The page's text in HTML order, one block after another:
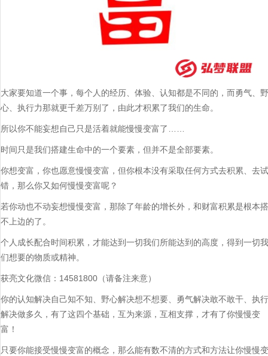
大家要知道一个事，每个人的经历、体验、认知都是不同的，而勇气、野
心、执行力那就更千差万别了，由此才积累了我们的生命。
所以你不能妄想自己只是活着就能慢慢变富了……
时间只是我们搭建生命中的一个要素，但并不是全部要素。
你想变富，你也愿意慢慢变富，但你根本没有采取任何方式去积累、去试
错，那么你又如何慢慢变富呢？
若你动也不动妄想慢慢变富，那除了年龄的增长外，和财富积累是根本搭
不上边的了。
个人成长配合时间积累，才能达到一切我们所能达到的高度，得到一切我
们想要的物质或精神。
获亮文化微信：14581800（请备注来意）
你的认知解决自己知不知、野心解决想不想要、勇气解决敢不敢干、执行
解决做多久，有了这四个基础，互为来源，互相支撑，才有了你慢慢变
富！
只要你能接受慢慢变富的概念，那么能有数不清的方式和方法让你慢慢变